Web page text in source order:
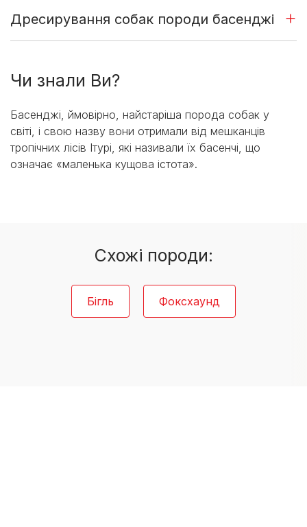
Дресирування собак породи басенджі
Чи знали Ви?
Басенджі, ймовірно, найстаріша порода собак у
світі, і свою назву вони отримали від мешканців
тропічних лісів Ітурі, які називали їх басенчі, що
означає «маленька кущова істота».
Схожі породи:
Бігль Фоксхаунд